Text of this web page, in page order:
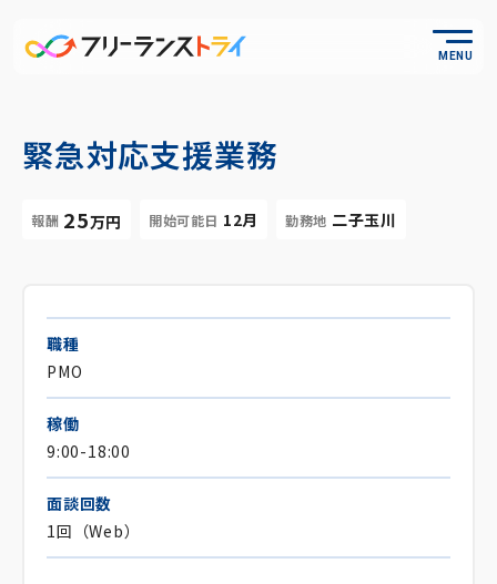
MENU
緊急対応支援業務
報酬 25万円 開始可能日 12月 勤務地 二子玉川
職種
PMO
稼働
9:00-18:00
面談回数
1回（Web）